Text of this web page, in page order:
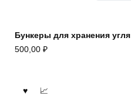
Бункеры для хранения угля
500,00 ₽